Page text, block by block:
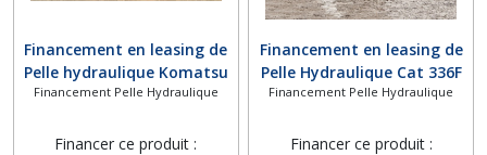
Financement en leasing de
Pelle hydraulique Komatsu
PC200
Financement Pelle Hydraulique
Financer ce produit :
Financement en leasing de
Pelle Hydraulique Cat 336F
Financement Pelle Hydraulique
Financer ce produit :